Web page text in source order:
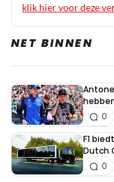
klik hier voor deze
NET BINNEN
0
F1
Dutch
0